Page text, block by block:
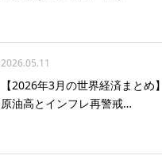
2026.05.11
【2026年3月の世界経済まとめ】
原油高とインフレ再警戒…